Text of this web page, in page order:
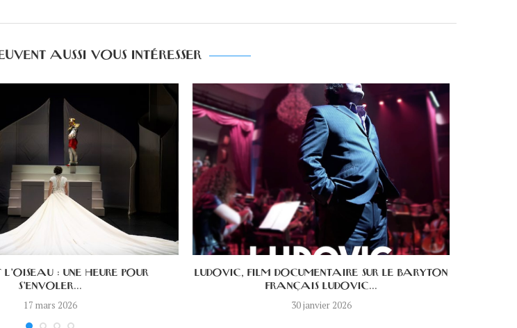
AUSSI VOUS INTÉRESSER
L’OISEAU : UNE HEURE POUR
S’ENVOLER...
17 mars 2026
LUDOVIC, FILM DOCUMENTAIRE SUR LE BARYTON
FRANÇAIS LUDOVIC...
30 janvier 2026